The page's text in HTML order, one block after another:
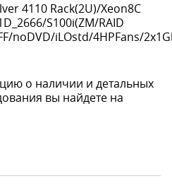
4110 Rack(2U)/Xeon8C
S100i(ZM/RAID
noDVD/iLOstd/4HPFans/
о наличии и детальных
вы найдете на